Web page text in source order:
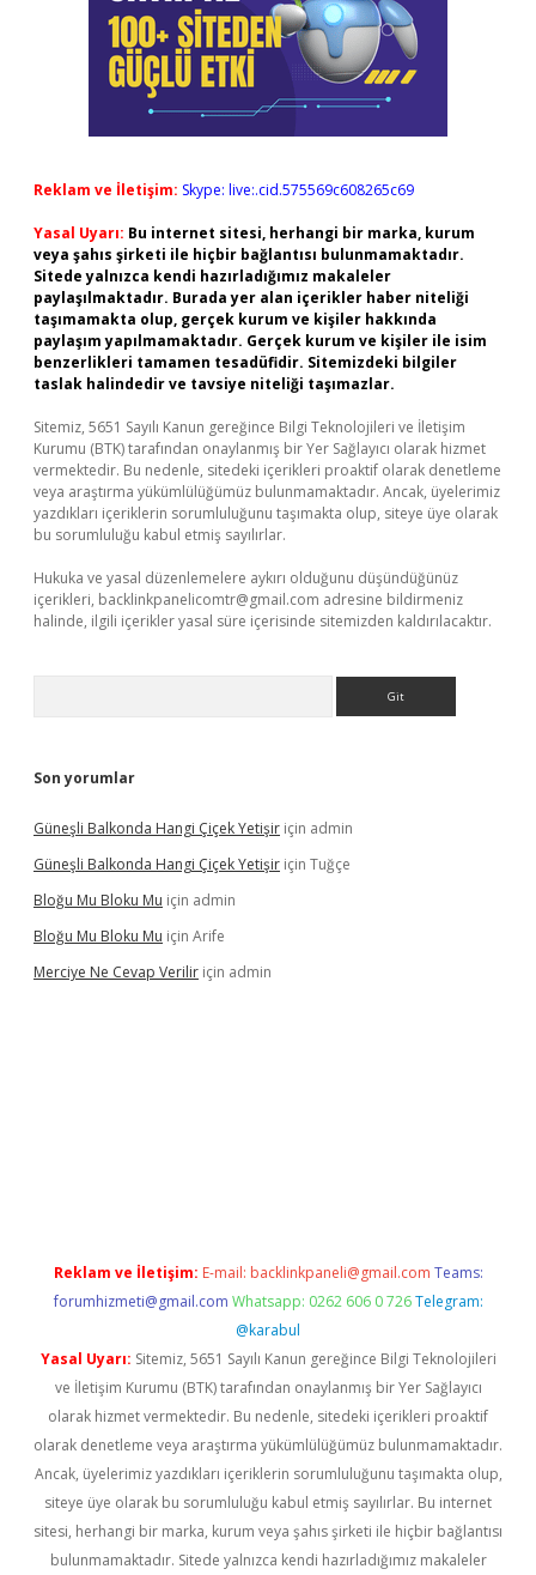
Reklam ve İletişim: Skype: live:.cid.575569c608265c69
Yasal Uyarı: Bu internet sitesi, herhangi bir marka, kurum
veya şahıs şirketi ile hiçbir bağlantısı bulunmamaktadır.
Sitede yalnızca kendi hazırladığımız makaleler
paylaşılmaktadır. Burada yer alan içerikler haber niteliği
taşımamakta olup, gerçek kurum ve kişiler hakkında
paylaşım yapılmamaktadır. Gerçek kurum ve kişiler ile isim
benzerlikleri tamamen tesadüfidir. Sitemizdeki bilgiler
taslak halindedir ve tavsiye niteliği taşımazlar.
Sitemiz, 5651 Sayılı Kanun gereğince Bilgi Teknolojileri ve İletişim
Kurumu (BTK) tarafından onaylanmış bir Yer Sağlayıcı olarak hizmet
vermektedir. Bu nedenle, sitedeki içerikleri proaktif olarak denetleme
veya araştırma yükümlülüğümüz bulunmamaktadır. Ancak, üyelerimiz
yazdıkları içeriklerin sorumluluğunu taşımakta olup, siteye üye olarak
bu sorumluluğu kabul etmiş sayılırlar.
Hukuka ve yasal düzenlemelere aykırı olduğunu düşündüğünüz
içerikleri, backlinkpanelicomtr@gmail.com adresine bildirmeniz
halinde, ilgili içerikler yasal süre içerisinde sitemizden kaldırılacaktır.
Son yorumlar
Güneşli Balkonda Hangi Çiçek Yetişir için admin
Güneşli Balkonda Hangi Çiçek Yetişir için Tuğçe
Bloğu Mu Bloku Mu için admin
Bloğu Mu Bloku Mu için Arife
Merciye Ne Cevap Verilir için admin
Reklam ve İletişim: E-mail: backlinkpaneli@gmail.com Teams:
forumhizmeti@gmail.com Whatsapp: 0262 606 0 726 Telegram:
@karabul
Yasal Uyarı: Sitemiz, 5651 Sayılı Kanun gereğince Bilgi Teknolojileri
ve İletişim Kurumu (BTK) tarafından onaylanmış bir Yer Sağlayıcı
olarak hizmet vermektedir. Bu nedenle, sitedeki içerikleri proaktif
olarak denetleme veya araştırma yükümlülüğümüz bulunmamaktadır.
Ancak, üyelerimiz yazdıkları içeriklerin sorumluluğunu taşımakta olup,
siteye üye olarak bu sorumluluğu kabul etmiş sayılırlar. Bu internet
sitesi, herhangi bir marka, kurum veya şahıs şirketi ile hiçbir bağlantısı
bulunmamaktadır. Sitede yalnızca kendi hazırladığımız makaleler